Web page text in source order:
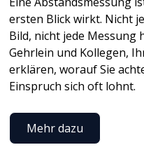
ersten Blick wirkt. Nicht
Bild, nicht jede Messung
Gehrlein und Kollegen,
erklären, worauf Sie
Einspruch sich oft lohnt.
Mehr dazu